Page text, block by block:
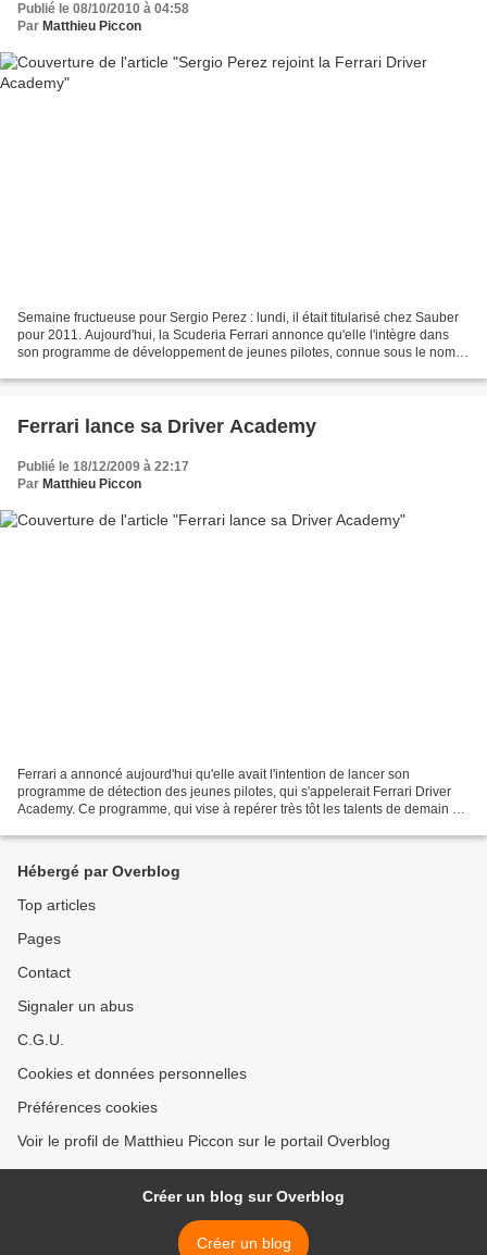
Publié le 08/10/2010 à 04:58
Par Matthieu Piccon
Semaine fructueuse pour Sergio Perez : lundi, il était titularisé chez Sauber
pour 2011. Aujourd'hui, la Scuderia Ferrari annonce qu'elle l'intègre dans
son programme de développement de jeunes pilotes, connue sous le nom
Ferrari lance sa Driver Academy
Publié le 18/12/2009 à 22:17
Par Matthieu Piccon
Ferrari a annoncé aujourd'hui qu'elle avait l'intention de lancer son
programme de détection des jeunes pilotes, qui s'appelerait Ferrari Driver
Academy. Ce programme, qui vise à repérer très tôt les talents de demain en
Hébergé par Overblog
Top articles
Pages
Contact
Signaler un abus
C.G.U.
Cookies et données personnelles
Préférences cookies
Voir le profil de Matthieu Piccon sur le portail Overblog
Créer un blog sur Overblog
Créer un blog